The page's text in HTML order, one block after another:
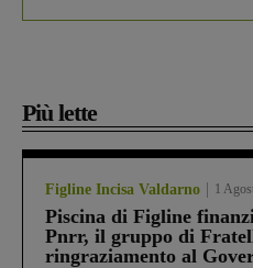
Più lette
Figline Incisa Valdarno 1
Piscina di Figline
Pnrr, il gruppo di
ringraziamento al